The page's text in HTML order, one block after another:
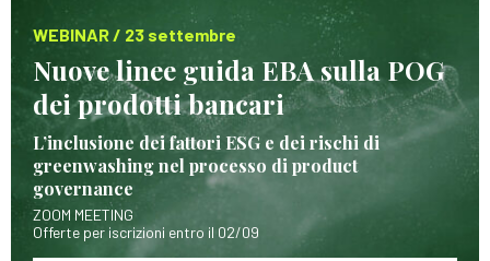
WEBINAR / 23 settembre
Nuove linee guida EBA sulla POG
dei prodotti bancari
L’inclusione dei fattori ESG e dei rischi di
greenwashing nel processo di product
governance
ZOOM MEETING
Offerte per iscrizioni entro il 02/09